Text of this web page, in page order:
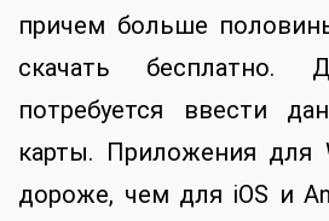
причем больше
скачать бесплатно.
потребуется ввести
карты. Приложения для
дороже, чем для iOS и